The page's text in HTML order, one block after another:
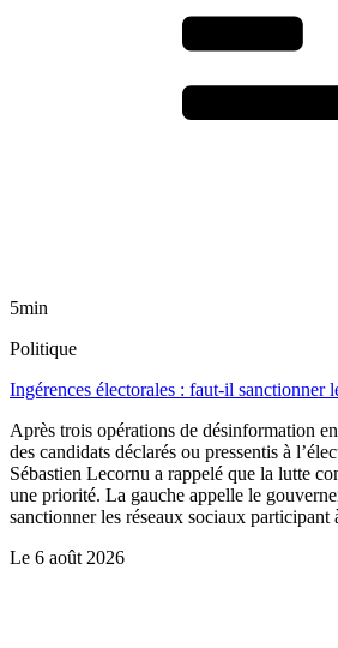
5min
Politique
Ingérences électorales : faut-il sanctionner
Après trois opérations de désinformation
des candidats déclarés ou pressentis à
Sébastien Lecornu a rappelé que la lutte
une priorité. La gauche appelle le
sanctionner les réseaux sociaux participant
Le 6 août 2026